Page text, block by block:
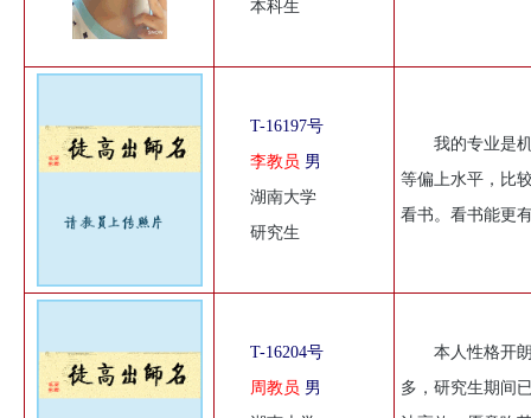
本科生
T-16197号
李教员 男
湖南大学
研究生
我的专业是
等偏上水平，比
看书。看书能更
T-16204号
周教员 男
本人性格开
多，研究生期间